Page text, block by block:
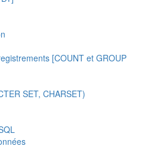
[COUNT et GROUP
SET, CHARSET)